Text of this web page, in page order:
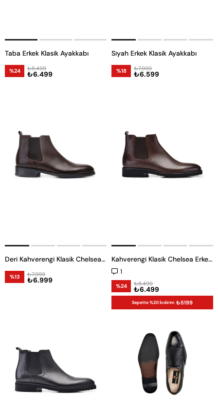
Taba Erkek Klasik Ayakkabı
%24 ₺6.499
₺8.499
Siyah Erkek Klasik Ayakkabı
%18 ₺6.599
₺7.999
Deri Kahverengi Klasik Chelsea Erkek Bot -11413-
%13 ₺6.999
₺7.999
Kahverengi Klasik Chelsea Erkek Bot
1
%24 ₺6.499
₺8.499
Sepette %20 İndirim ₺5199